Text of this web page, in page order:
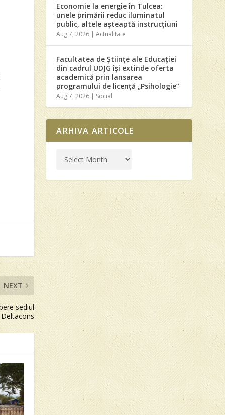
NEXT
sediul
Deltacons
Economie la energie în Tulcea:
unele primării reduc iluminatul
public, altele aşteaptă instrucţiuni
Aug 7, 2026 |Actualitate
Facultatea de Ştiinţe ale Educaţiei
din cadrul UDJG îşi extinde oferta
academică prin lansarea
programului de licenţă „Psihologie”
Aug 7, 2026 | Social
ARHIVA ARTICOLE